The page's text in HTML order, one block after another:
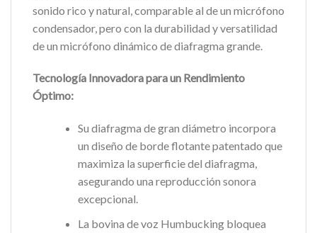
sonido rico y natural, comparable al de un micrófono
condensador, pero con la durabilidad y versatilidad
de un micrófono dinámico de diafragma grande.
Tecnología Innovadora para un Rendimiento
Óptimo:
Su diafragma de gran diámetro incorpora
un diseño de borde flotante patentado que
maximiza la superficie del diafragma,
asegurando una reproducción sonora
excepcional.
La bovina de voz Humbucking bloquea